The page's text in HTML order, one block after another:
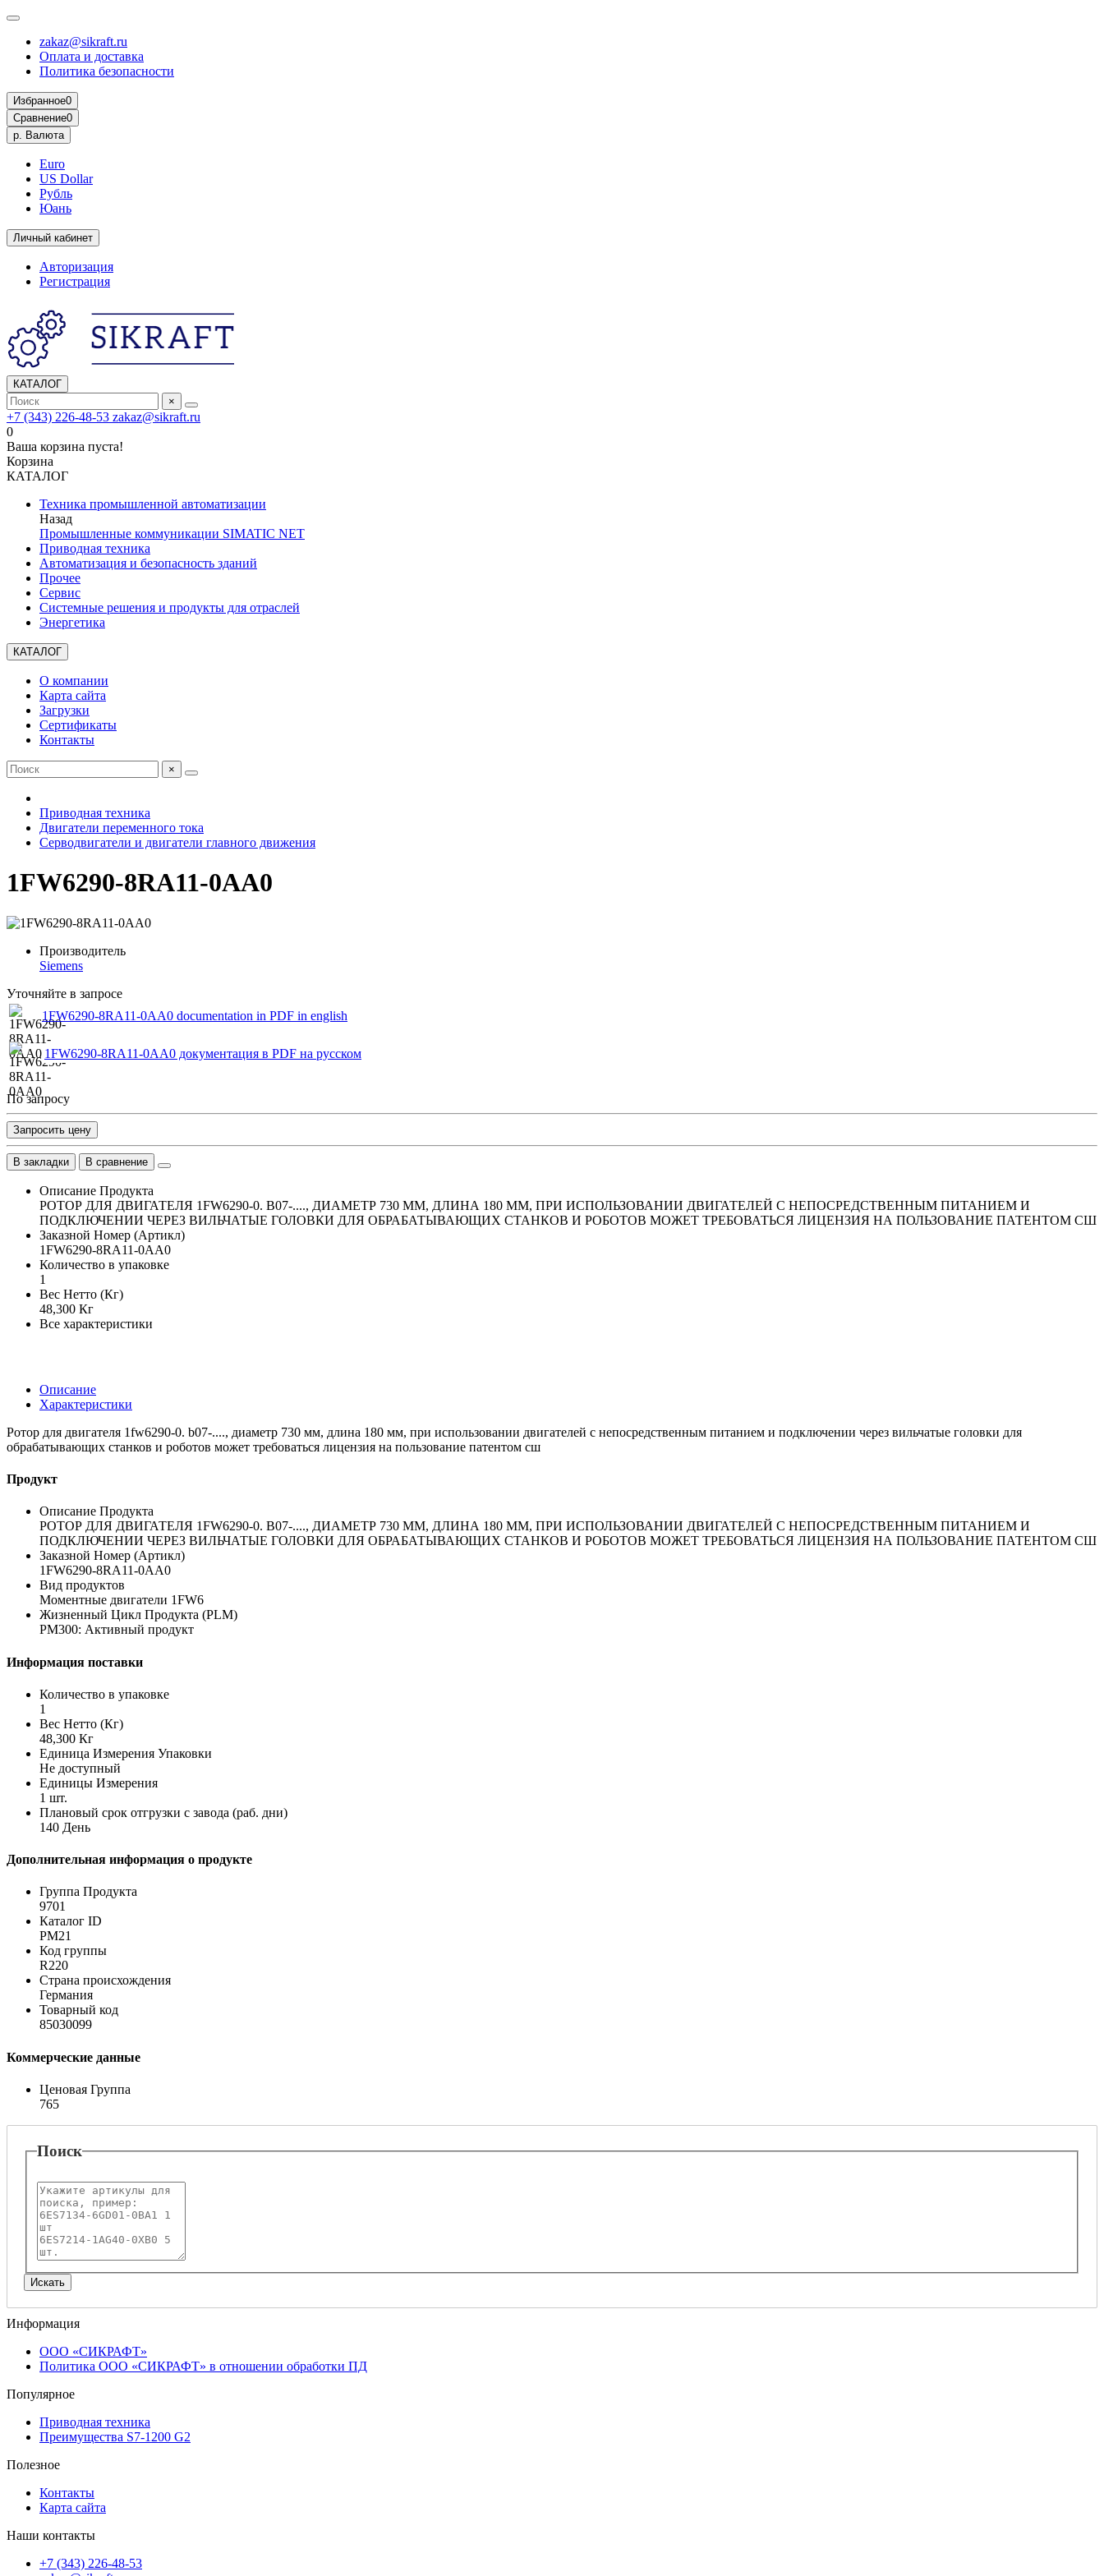
zakaz@sikraft.ru
Оплата и доставка
Политика безопасности
Избранное0
Сравнение0
р. Валюта
Euro
US Dollar
Рубль
Юань
Личный кабинет
Авторизация
Регистрация
КАТАЛОГ
×
+7 (343) 226-48-53 zakaz@sikraft.ru
0
Ваша корзина пуста!
Корзина
КАТАЛОГ
Техника промышленной автоматизации
Назад
Промышленные коммуникации SIMATIC NET
Приводная техника
Автоматизация и безопасность зданий
Прочее
Сервис
Системные решения и продукты для отраслей
Энергетика
КАТАЛОГ
О компании
Карта сайта
Загрузки
Сертификаты
Контакты
×
Приводная техника
Двигатели переменного тока
Серводвигатели и двигатели главного движения
1FW6290-8RA11-0AA0
Производитель
Siemens
Уточняйте в запросе
1FW6290-8RA11-0AA0 documentation in PDF in english
1FW6290-8RA11-0AA0 документация в PDF на русском
По запросу
Запросить цену
В закладки В сравнение
Описание Продукта
РОТОР ДЛЯ ДВИГАТЕЛЯ 1FW6290-0. B07-...., ДИАМЕТР 730 ММ, ДЛИНА 180 ММ, ПРИ ИСПОЛЬЗОВАНИИ ДВИГАТЕЛЕЙ С НЕПОСРЕДСТВЕННЫМ ПИТАНИЕМ И
ПОДКЛЮЧЕНИИ ЧЕРЕЗ ВИЛЬЧАТЫЕ ГОЛОВКИ ДЛЯ ОБРАБАТЫВАЮЩИХ СТАНКОВ И РОБОТОВ МОЖЕТ ТРЕБОВАТЬСЯ ЛИЦЕНЗИЯ НА ПОЛЬЗОВАНИЕ ПАТЕНТОМ СШ
Заказной Номер (Артикл)
1FW6290-8RA11-0AA0
Количество в упаковке
1
Вес Нетто (Кг)
48,300 Кг
Все характеристики
Описание
Характеристики
Ротор для двигателя 1fw6290-0. b07-...., диаметр 730 мм, длина 180 мм, при использовании двигателей с непосредственным питанием и подключении через вильчатые головки для
обрабатывающих станков и роботов может требоваться лицензия на пользование патентом сш
Продукт
Описание Продукта
РОТОР ДЛЯ ДВИГАТЕЛЯ 1FW6290-0. B07-...., ДИАМЕТР 730 ММ, ДЛИНА 180 ММ, ПРИ ИСПОЛЬЗОВАНИИ ДВИГАТЕЛЕЙ С НЕПОСРЕДСТВЕННЫМ ПИТАНИЕМ И
ПОДКЛЮЧЕНИИ ЧЕРЕЗ ВИЛЬЧАТЫЕ ГОЛОВКИ ДЛЯ ОБРАБАТЫВАЮЩИХ СТАНКОВ И РОБОТОВ МОЖЕТ ТРЕБОВАТЬСЯ ЛИЦЕНЗИЯ НА ПОЛЬЗОВАНИЕ ПАТЕНТОМ СШ
Заказной Номер (Артикл)
1FW6290-8RA11-0AA0
Вид продуктов
Моментные двигатели 1FW6
Жизненный Цикл Продукта (PLM)
PM300: Активный продукт
Информация поставки
Количество в упаковке
1
Вес Нетто (Кг)
48,300 Кг
Единица Измерения Упаковки
Не доступный
Единицы Измерения
1 шт.
Плановый срок отгрузки с завода (раб. дни)
140 День
Дополнительная информация о продукте
Группа Продукта
9701
Каталог ID
PM21
Код группы
R220
Страна происхождения
Германия
Товарный код
85030099
Коммерческие данные
Ценовая Группа
765
Поиск
Информация
ООО «СИКРАФТ»
Политика ООО «СИКРАФТ» в отношении обработки ПД
Популярное
Приводная техника
Преимущества S7-1200 G2
Полезное
Контакты
Карта сайта
Наши контакты
+7 (343) 226-48-53